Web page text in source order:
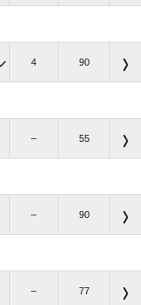
4 90
– 55
– 90
– 77